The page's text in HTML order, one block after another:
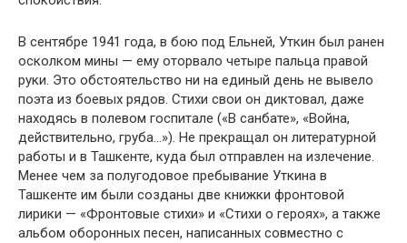
В сентябре 1941 года, в бою под Ельней, Уткин был ранен
осколком мины — ему оторвало четыре пальца правой
руки. Это обстоятельство ни на единый день не вывело
поэта из боевых рядов. Стихи свои он диктовал, даже
находясь в полевом госпитале («В санбате», «Война,
действительно, груба…»). Не прекращал он литературной
работы и в Ташкенте, куда был отправлен на излечение.
Менее чем за полугодовое пребывание Уткина в
Ташкенте им были созданы две книжки фронтовой
лирики — «Фронтовые стихи» и «Стихи о героях», а также
альбом оборонных песен, написанных совместно с